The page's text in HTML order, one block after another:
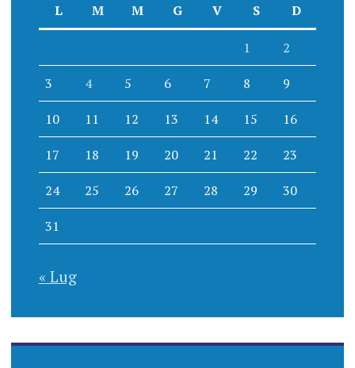
L
M M G V S D
1 2
3 4 5 6 7 8 9
10 11 12 13 14 15 16
17 18 19 20 21 22 23
24 25 26 27 28 29 30
31
« Lug